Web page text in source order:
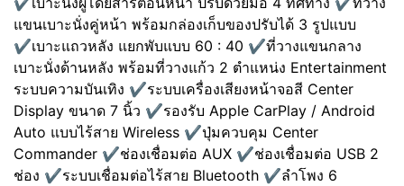
แขนเบาะนั่งคู่หน้า พร้อมกล่องเก็บของปรับได้ 3 รูปแบบ
✔️เบาะแถวหลัง แยกพับแบบ 60 : 40 ✔️ที่วางแขนกลาง
เบาะนั่งด้านหลัง พร้อมที่วางแก้ว 2 ตำแหน่ง Entertainment
ระบบความบันเทิง ✔️ระบบเครื่องเสียงหน้าจอสี Center
Display ขนาด 7 นิ้ว ✔️รองรับ Apple CarPlay / Android
Auto แบบไร้สาย Wireless ✔️ปุ่มควบคุม Center
Commander ✔️ช่องเชื่อมต่อ AUX ✔️ช่องเชื่อมต่อ USB 2
ช่อง ✔️ระบบเชื่อมต่อไร้สาย Bluetooth ✔️ลำโพง 6